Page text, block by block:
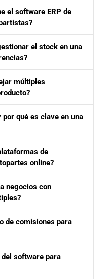
el software ERP de
el stock en una
múltiples
por qué es clave en una
de
online?
negocios con
de comisiones para
software para